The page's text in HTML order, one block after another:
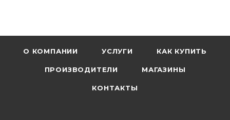
О КОМПАНИИ УСЛУГИ КАК КУПИТЬ
ПРОИЗВОДИТЕЛИ МАГАЗИНЫ
КОНТАКТЫ